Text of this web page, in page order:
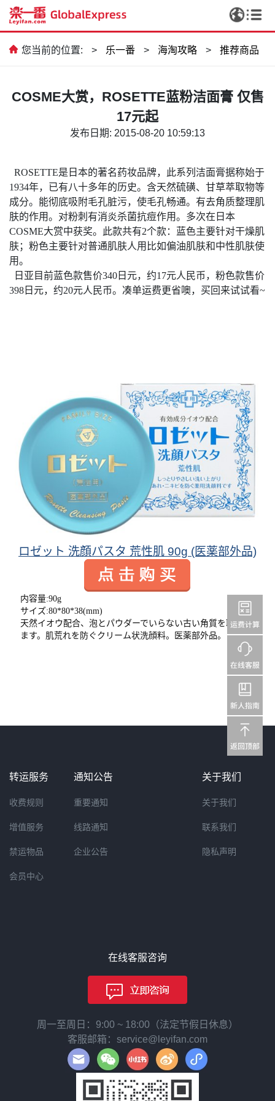
您当前的位置: > 乐一番 > 海淘攻略 > 推荐商品
COSME大赏，ROSETTE蓝粉洁面膏 仅售
17元起
发布日期: 2015-08-20 10:59:13
ROSETTE是日本的著名药妆品牌，此系列洁面膏据称始于
1934年，已有八十多年的历史。含天然硫磺、甘草萃取物等
成分。能彻底吸附毛孔脏污，使毛孔畅通。有去角质整理肌
肤的作用。对粉刺有消炎杀菌抗痘作用。多次在日本
COSME大赏中获奖。此款共有2个款：蓝色主要针对干燥肌
肤；粉色主要针对普通肌肤人用比如偏油肌肤和中性肌肤使
用。
日亚目前蓝色款售价340 日元，约17元人民币，粉色款售价
398 日元，约20元人民币。凑单运费更省噢，买回来试试看~
ロゼット 洗顔パスタ 荒性肌 90g (医薬部外品)
内容量:90g
サイズ:80*80*38(mm)
天然イオウ配合、泡とパウダーでいらない古い角質を取り除き
ます。肌荒れを防ぐクリーム状洗顔料。医薬部外品。
转运服务
收费规则
增值服务
禁运物品
会员中心
通知公告
重要通知
线路通知
企业公告
关于我们
关于我们
联系我们
隐私声明
在线客服咨询
周一至周日：9:00 ~ 18:00（法定节假日休息）
客服邮箱：service@leyifan.com